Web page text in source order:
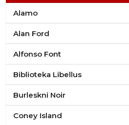
Alamo
Alan Ford
Alfonso Font
Biblioteka Libellus
Burleskni Noir
Coney Island